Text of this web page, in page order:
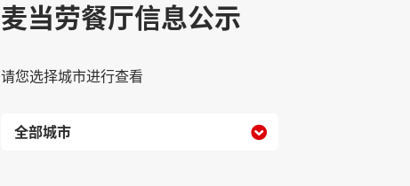
麦当劳餐厅信息公示
请您选择城市进行查看
